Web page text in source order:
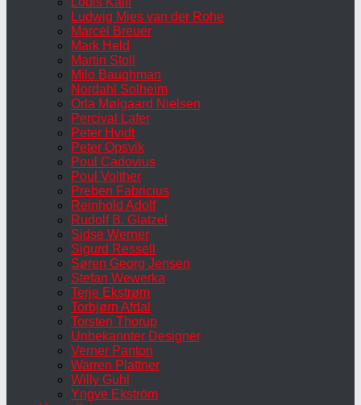
Ludwig Mies van der Rohe
Marcel Breuer
Mark Held
Martin Stoll
Milo Baughman
Nordahl Solheim
Orla Mølgaard Nielsen
Percival Lafer
Peter Hvidt
Peter Opsvik
Poul Cadovius
Poul Volther
Preben Fabricius
Reinhold Adolf
Rudolf B. Glatzel
Sidse Werner
Sigurd Ressell
Søren Georg Jensen
Stefan Wewerka
Terje Ekstrøm
Torbjørn Afdal
Torsten Thorup
Unbekannter Designer
Verner Panton
Warren Plattner
Willy Guhl
Yngve Ekström